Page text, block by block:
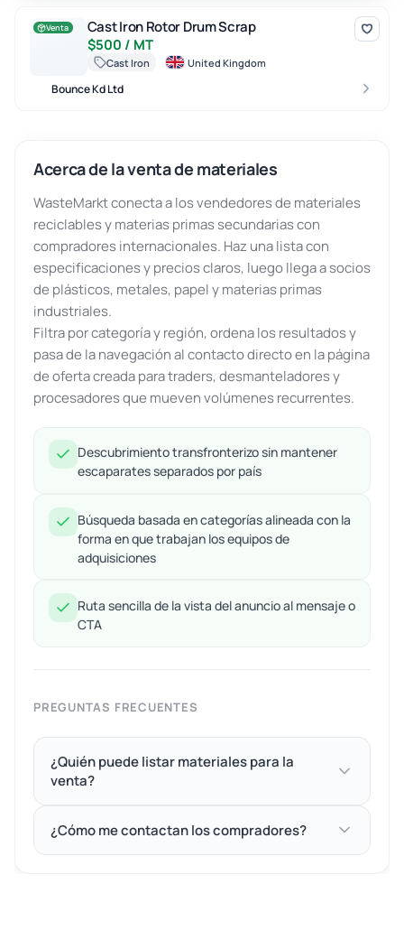
Cast Iron Rotor Drum Scrap
Venta
Cast Iron Rotor Drum Scrap
$500 / MT
Cast Iron United Kingdom
Bounce Kd Ltd
Acerca de la venta de materiales
WasteMarkt conecta a los vendedores de materiales
reciclables y materias primas secundarias con
compradores internacionales. Haz una lista con
especificaciones y precios claros, luego llega a socios
de plásticos, metales, papel y materias primas
industriales.
Filtra por categoría y región, ordena los resultados y
pasa de la navegación al contacto directo en la página
de oferta creada para traders, desmanteladores y
procesadores que mueven volúmenes recurrentes.
Descubrimiento transfronterizo sin mantener
escaparates separados por país
Búsqueda basada en categorías alineada con la
forma en que trabajan los equipos de
adquisiciones
Ruta sencilla de la vista del anuncio al mensaje o
CTA
PREGUNTAS FRECUENTES
¿Quién puede listar materiales para la
venta?
¿Cómo me contactan los compradores?